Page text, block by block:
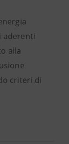
aderenti
alla
criteri di